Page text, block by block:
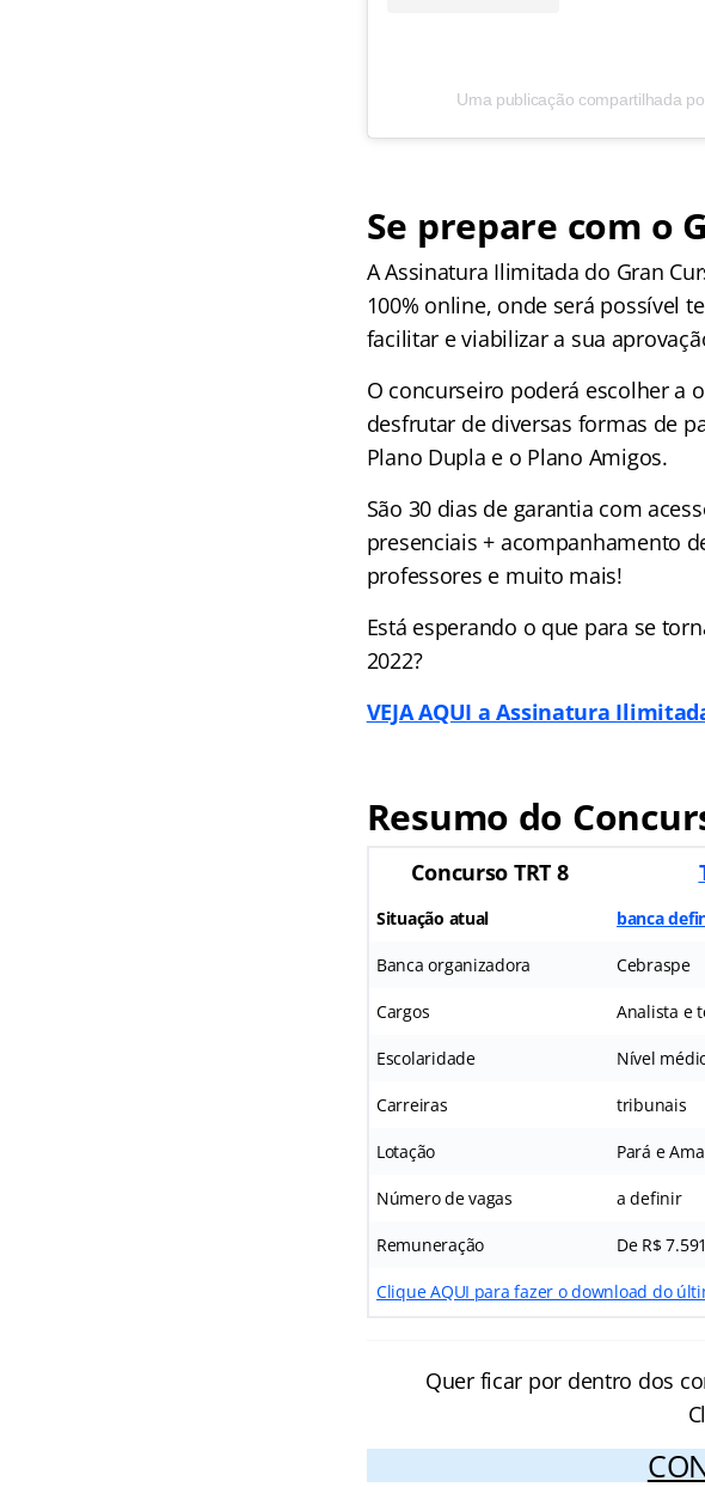
Uma publicação compartilhada
Se prepare com o
A Assinatura Ilimitada do Gran
100% online, onde será possível
facilitar e viabilizar a sua
O concurseiro poderá escolher a
desfrutar de diversas formas de
Plano Dupla e o Plano Amigos.
São 30 dias de garantia com
presenciais + acompanhamento
professores e muito mais!
Está esperando o que para se
2022?
VEJA AQUI a Assinatura
Resumo do
Concurso TRT 8
Situação atual banca
Banca organizadora Cebraspe
Cargos Analista e
Escolaridade Nível
Carreiras tribunais
Lotação Pará e
Número de vagas a definir
Remuneração De R$
Clique AQUI para fazer o download do
Quer ficar por dentro dos